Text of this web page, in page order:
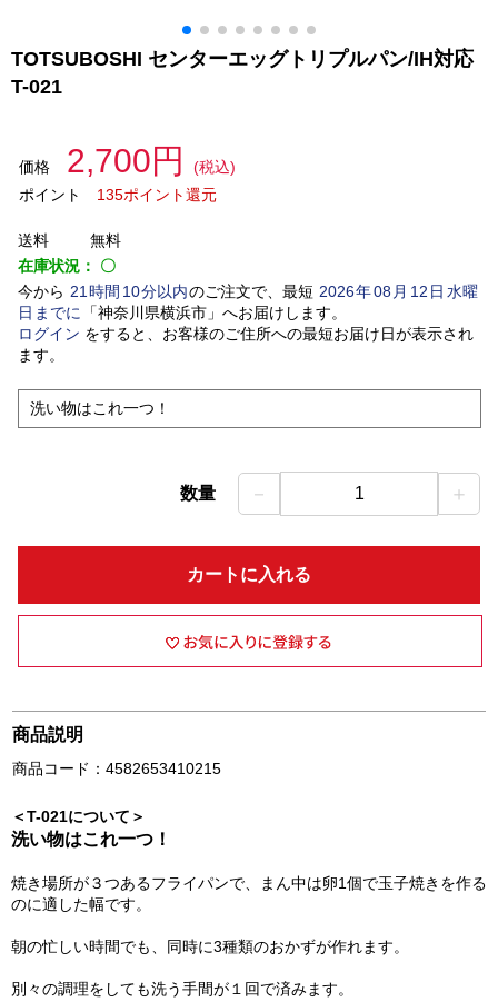
TOTSUBOSHI センターエッグトリプルパン/IH対応
T-021
価格 2,700円
(税込)
ポイント
135ポイント還元
送料
無料
在庫状況： 〇
今から 21 時間 10分以内のご注文で、最短 2026年08 月 12 日水曜
日 までに 「神奈川県横浜市」 へお届けします。
ログイン をすると、お客様のご住所への最短お届け日が表示され
ます。
洗い物はこれ一つ！
数量 － 1 ＋
カートに入れる
商品説明
商品コード：4582653410215
＜T-021について＞
洗い物はこれ一つ！
焼き場所が３つあるフライパンで、まん中は卵1個で玉子焼きを作る
のに適した幅です。
朝の忙しい時間でも、同時に3種類のおかずが作れます。
別々の調理をしても洗う手間が１回で済みます。